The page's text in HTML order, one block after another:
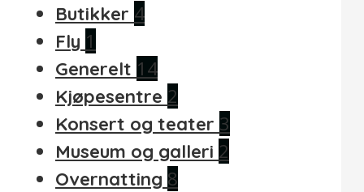
Butikker 4
Fly 1
Generelt 14
Kjøpesentre 2
Konsert og teater 3
Museum og galleri 2
Overnatting 8